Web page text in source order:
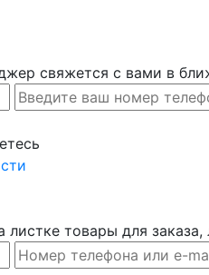
свяжется с вами в
товары для